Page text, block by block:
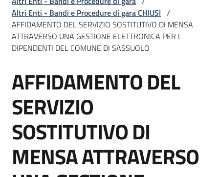
L'Agenzia
e
strumenti
acquisto
Supporto
Altri Enti - Bandi e Procedure di gara CHIUSI /
AFFIDAMENTO DEL SERVIZIO SOSTITUTIVO DI MENSA
ATTRAVERSO UNA GESTIONE ELETTRONICA PER I
DIPENDENTI DEL COMUNE DI SASSUOLO
Salta al contenuto
AFFIDAMENTO DEL
SERVIZIO
SOSTITUTIVO DI
MENSA ATTRAVERSO